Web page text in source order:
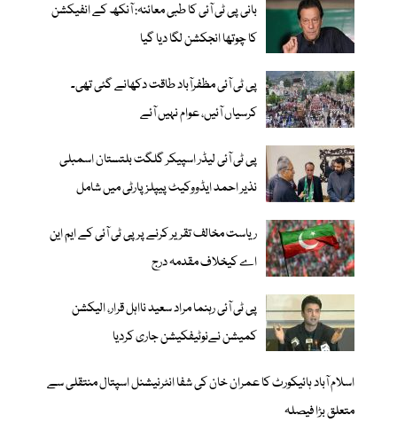
بانی پی ٹی آئی کا طبی معائنہ: آنکھ کے انفیکشن
کا چوتھا انجکشن لگا دیا گیا
پی ٹی آئی مظفرآباد طاقت دکھانے گئی تھی۔
کرسیاں آئیں، عوام نہیں آئے
پی ٹی آئی لیڈر اسپیکر گلگت بلتستان اسمبلی
نذیر احمد ایڈووکیٹ پیپلزپارٹی میں شامل
ریاست مخالف تقریر کرنے پر پی ٹی آئی کے ایم این
اے کیخلاف مقدمہ درج
پی ٹی آئی رہنما مراد سعید نااہل قرار، الیکشن
کمیشن نےنوٹیفکیشن جاری کردیا
اسلام آباد ہائیکورٹ کا عمران خان کی شفا انٹرنیشنل اسپتال منتقلی سے
متعلق بڑا فیصلہ